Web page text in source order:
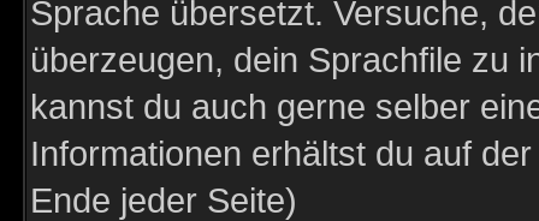
Sprache übersetzt. Versuche,
überzeugen, dein Sprachfile zu
kannst du auch gerne selber
Informationen erhältst du auf
Ende jeder Seite)